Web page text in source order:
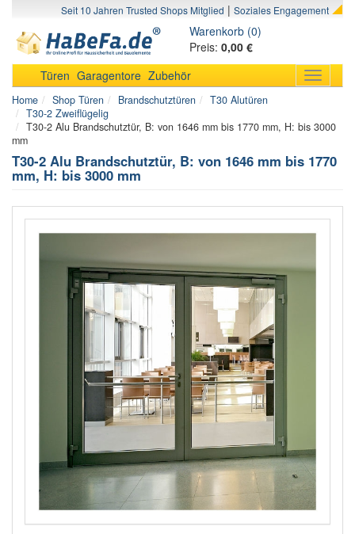
Seit 10 Jahren Trusted Shops Mitglied | Soziales Engagement
Warenkorb (0)
Preis: 0,00 €
Toggle
Türen Garagentore Zubehör
Home Shop Türen Brandschutztüren
T30 Alutüren
T30-2 Zweiflügelig
T30-2 Alu Brandschutztür, B: von 1646 mm bis 1770 mm, H: bis 3000
mm
T30-2 Alu Brandschutztür, B: von 1646 mm bis 1770
mm, H: bis 3000 mm